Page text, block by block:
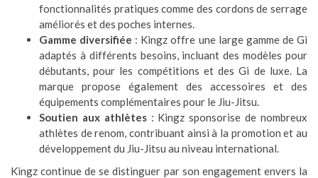
fonctionnalités pratiques comme des cordons de serrage
améliorés et des poches internes.
Gamme diversifiée : Kingz offre une large gamme de Gi
adaptés à différents besoins, incluant des modèles pour
débutants, pour les compétitions et des Gi de luxe. La
marque propose également des accessoires et des
équipements complémentaires pour le Jiu-Jitsu.
Soutien aux athlètes: Kingz sponsorise de nombreux
athlètes de renom, contribuant ainsi à la promotion et au
développement du Jiu-Jitsu au niveau international.
Kingz continue de se distinguer par son engagement envers la